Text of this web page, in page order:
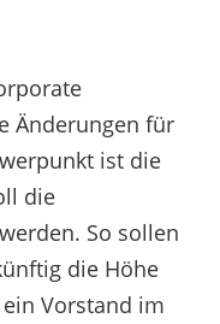
Änderungen für
ist die
die
So sollen
die Höhe
Vorstand im